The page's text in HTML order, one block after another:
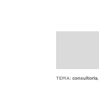
TEMA: consultoria,